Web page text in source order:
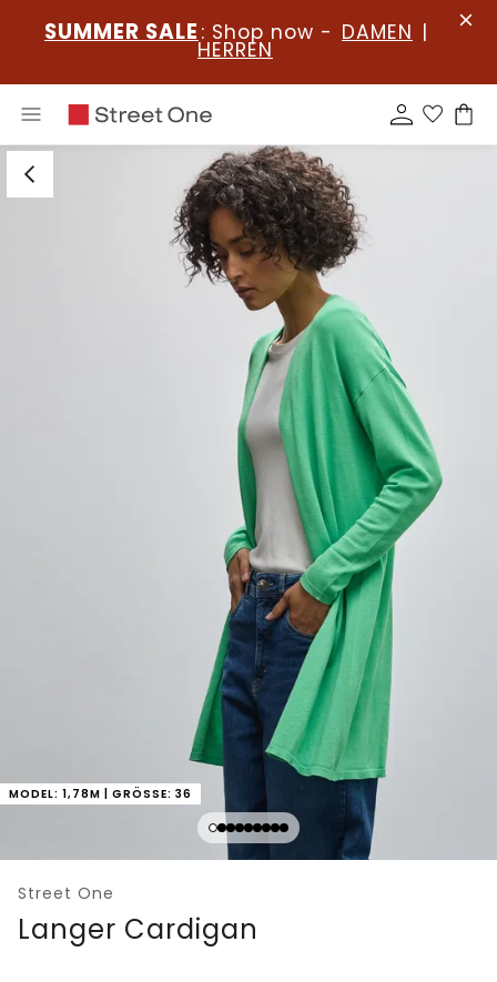
SUMMER SALE : Shop now - DAMEN |
HERREN
MODEL: 1,78M | GRÖSSE: 36
Street One
Langer Cardigan